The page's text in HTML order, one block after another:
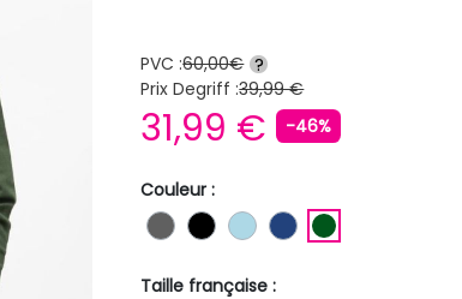
PVC :60,00€ ?
Prix Degriff :39,99 €
31,99 € -46%
Couleur :
GRIS FONCE
NOIRBLEU CLAIR
BLEU FONCE
Taille française :